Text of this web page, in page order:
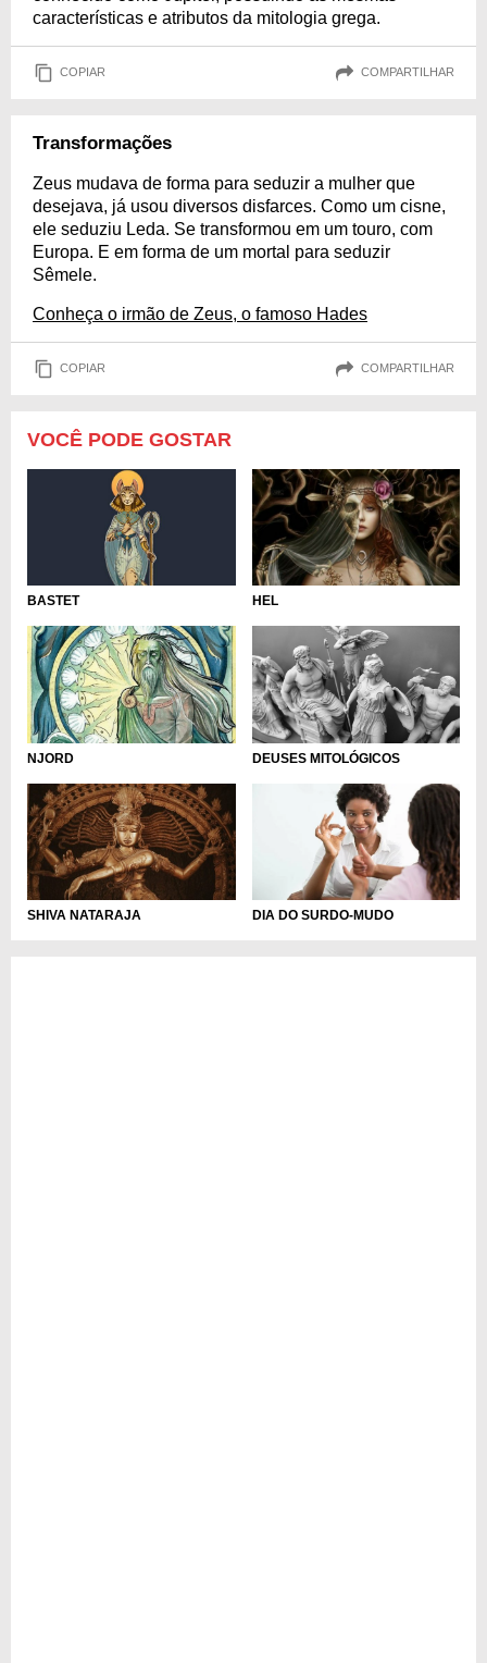
características e atributos da mitologia grega.
COPIAR COMPARTILHAR
Transformações
Zeus mudava de forma para seduzir a mulher que
desejava, já usou diversos disfarces. Como um cisne,
ele seduziu Leda. Se transformou em um touro, com
Europa. E em forma de um mortal para seduzir
Sêmele.
Conheça o irmão de Zeus, o famoso Hades
COPIAR COMPARTILHAR
VOCÊ PODE GOSTAR
BASTET HEL
NJORD DEUSES MITOLÓGICOS
SHIVA NATARAJA DIA DO SURDO-MUDO